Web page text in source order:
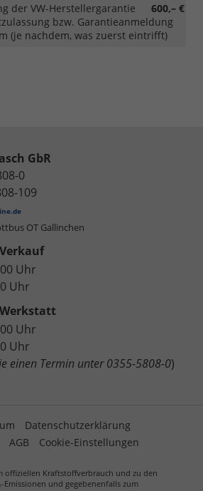
600,– €
der VW-Herstellergarantie
bzw. Garantieanmeldung
(je nachdem, was zuerst eintrifft)
GbR
0
109
OT Gallinchen
Uhr
Uhr
Uhr
Uhr
einen Termin unter 0355-5808-0)
Datenschutzerklärung
AGB Cookie-Einstellungen
offiziellen Kraftstoffverbrauch und zu den
-Emissionen und gegebenenfalls zum